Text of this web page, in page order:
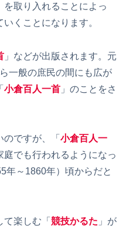
を取り入れることによっ
くことになります。
」などが出版されます。元
一般の庶民の間にも広が
小倉百人一首 」のことをさ
ですが、「 小倉百人一
庭でも行われるようになっ
年～1860年）頃からだと
楽しむ「 競技かるた 」が